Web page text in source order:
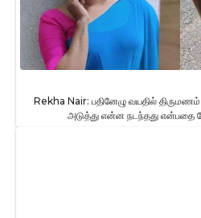
Rekha Nair: பதினேழு வயதில்
அடுத்து என்ன நடந்தது என்பதை